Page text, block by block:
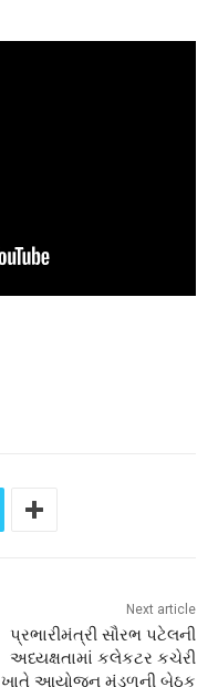
Next article
પ્રભારીમંત્રી સૌરભ પટેલની
અધ્‍યક્ષતામાં કલેકટર કચેરી
ખાતે આયોજન મંડળની બેઠક